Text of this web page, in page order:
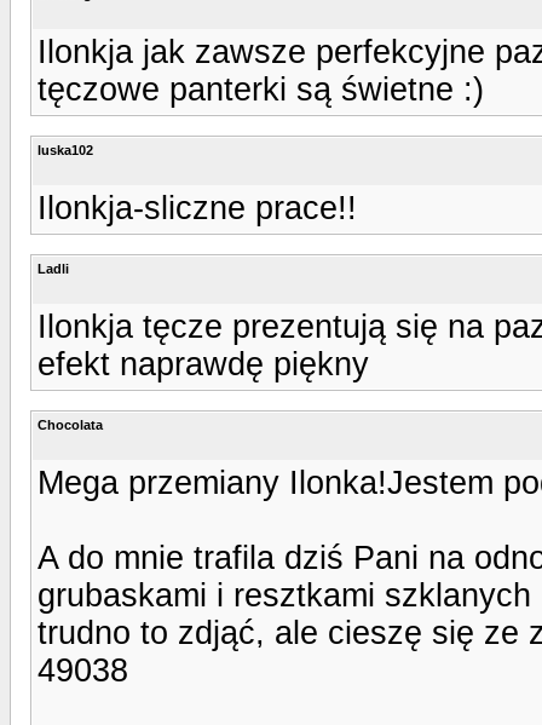
Ilonkja jak zawsze perfekcyjne
tęczowe panterki są świetne :)
luska102
Ilonkja-sliczne prace!!
Ladli
Ilonkja tęcze prezentują się na
efekt naprawdę piękny
Chocolata
Mega przemiany Ilonka!Jestem
A do mnie trafila dziś Pani na
grubaskami i resztkami
trudno to zdjąć, ale cieszę się ze
49038